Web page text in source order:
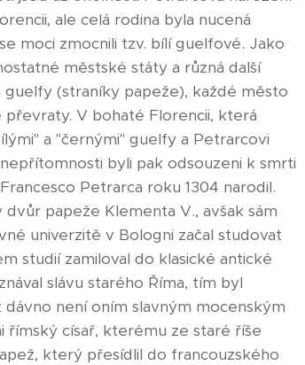
ale celá rodina byla nucená
moci zmocnili tzv. bílí guelfové. Jako
městské státy a různá další
(straníky papeže), každé město
V bohaté Florencii, která
a "černými" guelfy a Petrarcovi
byli pak odsouzeni k smrti
Petrarca roku 1304 narodil.
papeže Klementa V., avšak sám
univerzitě v Bologni začal studovat
studií zamiloval do klasické antické
slávu starého Říma, tím byl
není oním slavným mocenským
římský císař, kterému ze staré říše
který přesídlil do francouzského